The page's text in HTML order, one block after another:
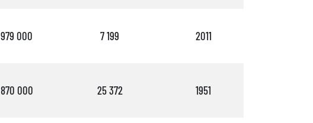
979 000 7 199 2011
870 000 25 372 1951